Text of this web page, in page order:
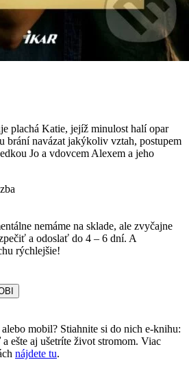
plachá Katie, jejíž minulost halí opar
brání navázat jakýkoliv vztah, postupem
Jo a vdovcem Alexem a jeho
nemáme na sklade, ale zvyčajne
a odoslať do 4 – 6 dní. A
rýchlejšie!
mobil? Stiahnite si do nich e-knihu:
ešte aj ušetríte život stromom. Viac
nájdete tu.